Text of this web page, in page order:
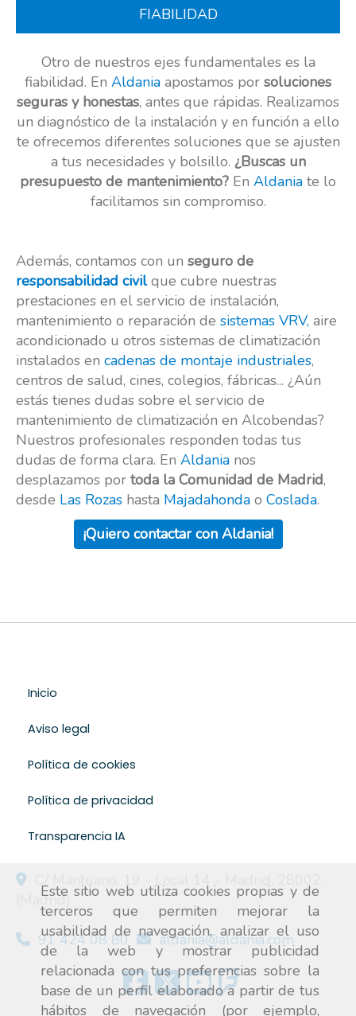
Este sitio web utiliza cookies propias y de
terceros que permiten mejorar la
usabilidad de navegación, analizar el uso
de la web y mostrar publicidad
relacionada con tus preferencias sobre la
base de un perfil elaborado a partir de tus
hábitos de navegación (por ejemplo,
FIABILIDAD
Otro de nuestros ejes fundamentales es la
fiabilidad. En Aldania apostamos por soluciones
seguras y honestas, antes que rápidas. Realizamos
un diagnóstico de la instalación y en función a ello
te ofrecemos diferentes soluciones que se ajusten
a tus necesidades y bolsillo. ¿Buscas un
presupuesto de mantenimiento? En Aldania te lo
facilitamos sin compromiso.
Además, contamos con un seguro de
responsabilidad civilque cubre nuestras
prestaciones en el servicio de instalación,
mantenimiento o reparación de sistemas VRV, aire
acondicionado u otros sistemas de climatización
instalados en cadenas de montaje industriales,
centros de salud, cines, colegios, fábricas... ¿Aún
estás tienes dudas sobre el servicio de
mantenimiento de climatización en Alcobendas?
Nuestros profesionales responden todas tus
dudas de forma clara. En Aldania nos
desplazamos por toda la Comunidad de Madrid,
desde Las Rozas hasta Majadahonda o Coslada.
¡Quiero contactar con Aldania!
Inicio
Aviso legal
Política de cookies
Política de privacidad
Transparencia IA
(Madrid)
91 424 08 80 aldania aldania.com